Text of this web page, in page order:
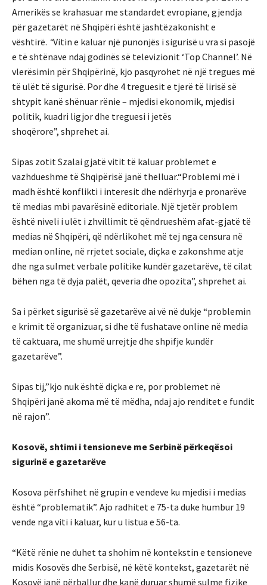
Amerikës se krahasuar me standardet evropiane, gjendja
për gazetarët në Shqipëri është jashtëzakonisht e
vështirë. “Vitin e kaluar një punonjës i sigurisë u vra si pasojë
e të shtënave ndaj godinës së televizionit ‘Top Channel’. Në
vlerësimin për Shqipërinë, kjo pasqyrohet në një tregues më
të ulët të sigurisë. Por dhe 4 treguesit e tjerë të lirisë së
shtypit kanë shënuar rënie – mjedisi ekonomik, mjedisi
politik, kuadri ligjor dhe treguesi i jetës
shoqërore”, shprehet ai.
Sipas zotit Szalai gjatë vitit të kaluar problemet e
vazhdueshme të Shqipërisë janë thelluar.“Problemi më i
madh është konflikti i interesit dhe ndërhyrja e pronarëve
të medias mbi pavarësinë editoriale. Një tjetër problem
është niveli i ulët i zhvillimit të qëndrueshëm afat-gjatë të
medias në Shqipëri, që ndërlikohet më tej nga censura në
median online, në rrjetet sociale, diçka e zakonshme atje
dhe nga sulmet verbale politike kundër gazetarëve, të cilat
bëhen nga të dyja palët, qeveria dhe opozita”, shprehet ai.
Sa i përket sigurisë së gazetarëve ai vë në dukje “problemin
e krimit të organizuar, si dhe të fushatave online në media
të caktuara, me shumë urrejtje dhe shpifje kundër
gazetarëve”.
Sipas tij,”kjo nuk është diçka e re, por problemet në
Shqipëri janë akoma më të mëdha, ndaj ajo renditet e fundit
në rajon”.
Kosovë, shtimi i tensioneve me Serbinë përkeqësoi
sigurinë e gazetarëve
Kosova përfshihet në grupin e vendeve ku mjedisi i medias
është “problematik”. Ajo radhitet e 75-ta duke humbur 19
vende nga viti i kaluar, kur u listua e 56-ta.
“Këtë rënie ne duhet ta shohim në kontekstin e tensioneve
midis Kosovës dhe Serbisë, në këtë kontekst, gazetarët në
Kosovë janë përballur dhe kanë duruar shumë sulme fizike